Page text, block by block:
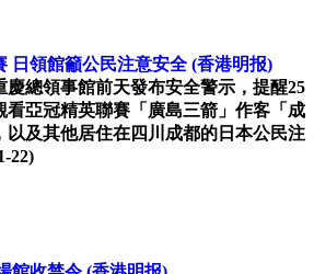
日領館籲公民注意安全 (香港明报)
慶總領事館前天發布安全警示，提醒25
看亞冠精英聯賽「廣島三箭」作客「成
以及其他居住在四川成都的日本公民注
22)